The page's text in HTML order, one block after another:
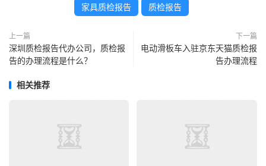
家具质检报告 质检报告
上一篇
深圳质检报告代办公司，质检报
告的办理流程是什么？
下一篇
电动滑板车入驻京东天猫质检报
告办理流程
相关推荐